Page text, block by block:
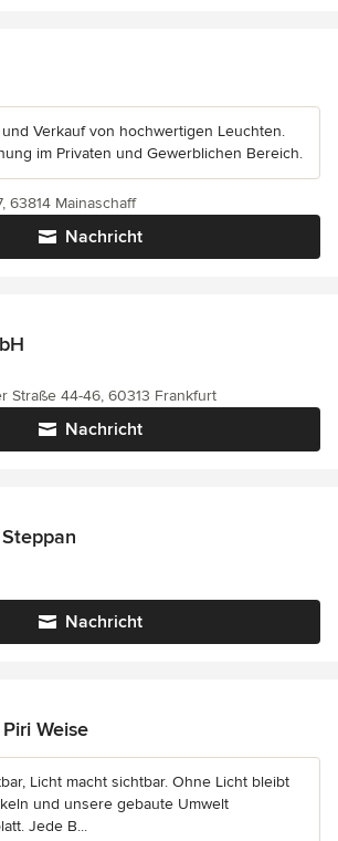
Verkauf von hochwertigen Leuchten.
im Privaten und Gewerblichen Bereich.
Nachricht
63814 Mainaschaff
Nachricht
Straße 44-46, 60313 Frankfurt
Nachricht
Weise
Licht macht sichtbar. Ohne Licht bleibt
und unsere gebaute Umwelt
Jede B...